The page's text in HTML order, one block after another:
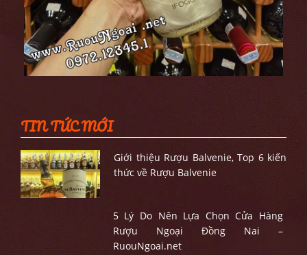
TIN TỨC MỚI
Giới thiệu Rượu Balvenie, Top 6 kiến
thức về Rượu Balvenie
5 Lý Do Nên Lựa Chọn Cửa Hàng
Rượu Ngoại Đồng Nai –
RuouNgoai.net